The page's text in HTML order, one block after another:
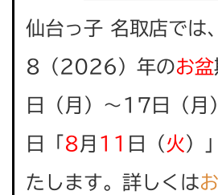
仙台っ子 名取店では
8（2026）年のお盆
日（月）〜17日（月
日「 8月 11 日（ 火 ）
たします。詳しくは